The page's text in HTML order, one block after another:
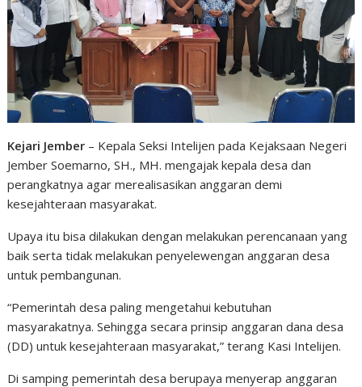
Kejari Jember – Kepala Seksi Intelijen pada Kejaksaan Negeri
Jember Soemarno, SH., MH. mengajak kepala desa dan
perangkatnya agar merealisasikan anggaran demi
kesejahteraan masyarakat.
Upaya itu bisa dilakukan dengan melakukan perencanaan yang
baik serta tidak melakukan penyelewengan anggaran desa
untuk pembangunan.
“Pemerintah desa paling mengetahui kebutuhan
masyarakatnya. Sehingga secara prinsip anggaran dana desa
(DD) untuk kesejahteraan masyarakat,” terang Kasi Intelijen.
Di samping pemerintah desa berupaya menyerap anggaran